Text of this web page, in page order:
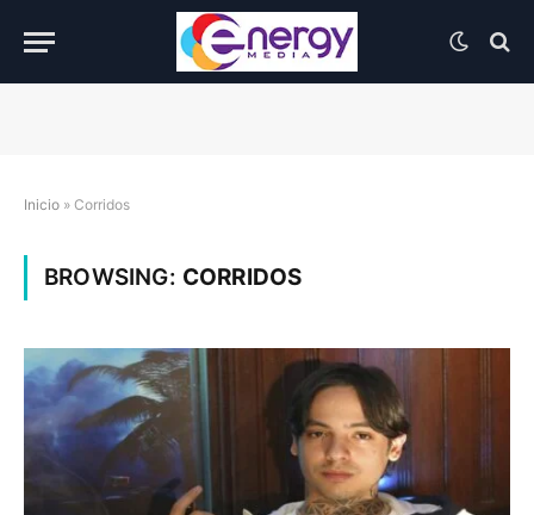
Inicio » Corridos
BROWSING: CORRIDOS